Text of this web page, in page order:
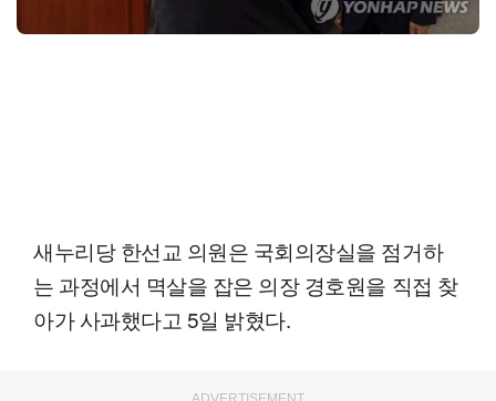
새누리당 한선교 의원은 국회의장실을 점거하
는 과정에서 멱살을 잡은 의장 경호원을 직접 찾
아가 사과했다고 5일 밝혔다.